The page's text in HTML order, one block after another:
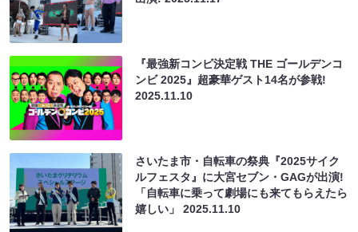
『最強新コンビ決定戦 THE ゴールデンコ
ンビ 2025』超豪華ゲスト14名が参戦!
2025.11.10
さいたま市・自転車の祭典『2025サイク
ルフェスタ』に大宮セブン・GAGが出演!
「自転車に乗って劇場にも来てもらえたら
嬉しい」2025.11.10